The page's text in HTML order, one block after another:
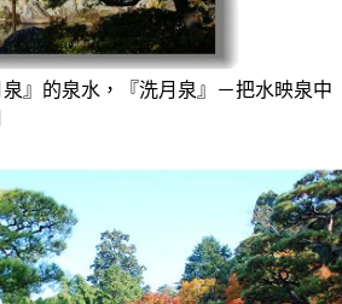
』的泉水，『洗月泉』－把水映泉中